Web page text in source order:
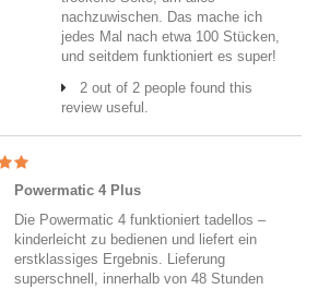
nachzuwischen. Das mache ich
jedes Mal nach etwa 100 Stücken,
und seitdem funktioniert es super!
2 out of 2 people found this
review useful.
Powermatic 4 Plus
Die Powermatic 4 funktioniert tadellos –
kinderleicht zu bedienen und liefert ein
erstklassiges Ergebnis. Lieferung
superschnell, innerhalb von 48 Stunden